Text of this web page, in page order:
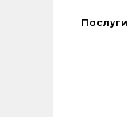
Послуги